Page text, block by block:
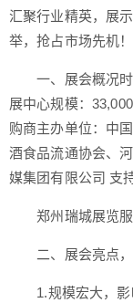
汇聚行业精英，展
举，抢占市场先机！
一、展会概况时
展中心规模：
购商主办单位：中
酒食品流通协会、
媒集团有限公司 支
郑州瑞城展览服
二、展会亮点，
1.规模宏大，影